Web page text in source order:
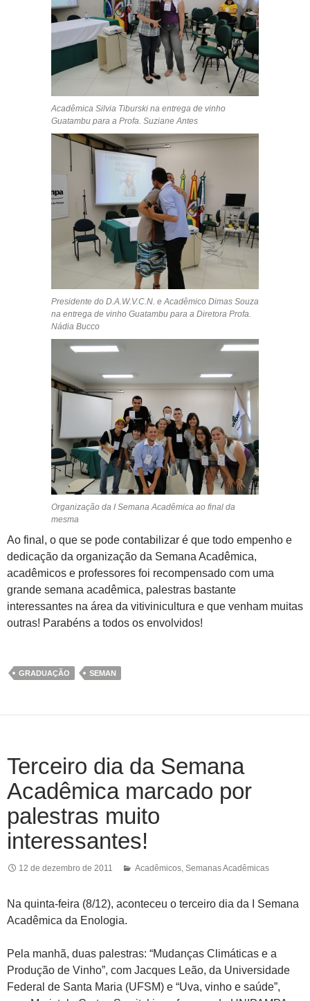
Acadêmica Silvia Tiburski na entrega de vinho
Guatambu para a Profa. Suziane Antes
Presidente do D.A.W.V.C.N. e Acadêmico Dimas Souza
na entrega de vinho Guatambu para a Diretora Profa.
Nádia Bucco
Organização da I Semana Acadêmica ao final da
mesma
Ao final, o que se pode contabilizar é que todo empenho e
dedicação da organização da Semana Acadêmica,
acadêmicos e professores foi recompensado com uma
grande semana acadêmica, palestras bastante
interessantes na área da vitivinicultura e que venham muitas
outras! Parabéns a todos os envolvidos!
GRADUAÇÃO SEMAN
Terceiro dia da Semana
Acadêmica marcado por
palestras muito
interessantes!
12 de dezembro de 2011 Acadêmicos Semanas Acadêmicas
Na quinta-feira (8/12), aconteceu o terceiro dia da I Semana
Acadêmica da Enologia.
Pela manhã, duas palestras: “Mudanças Climáticas e a
Produção de Vinho”, com Jacques Leão, da Universidade
Federal de Santa Maria (UFSM) e “Uva, vinho e saúde”,